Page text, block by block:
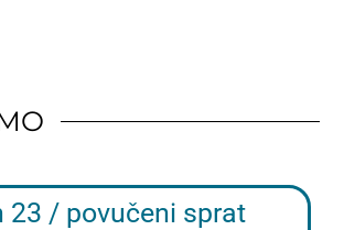
23 / povučeni sprat